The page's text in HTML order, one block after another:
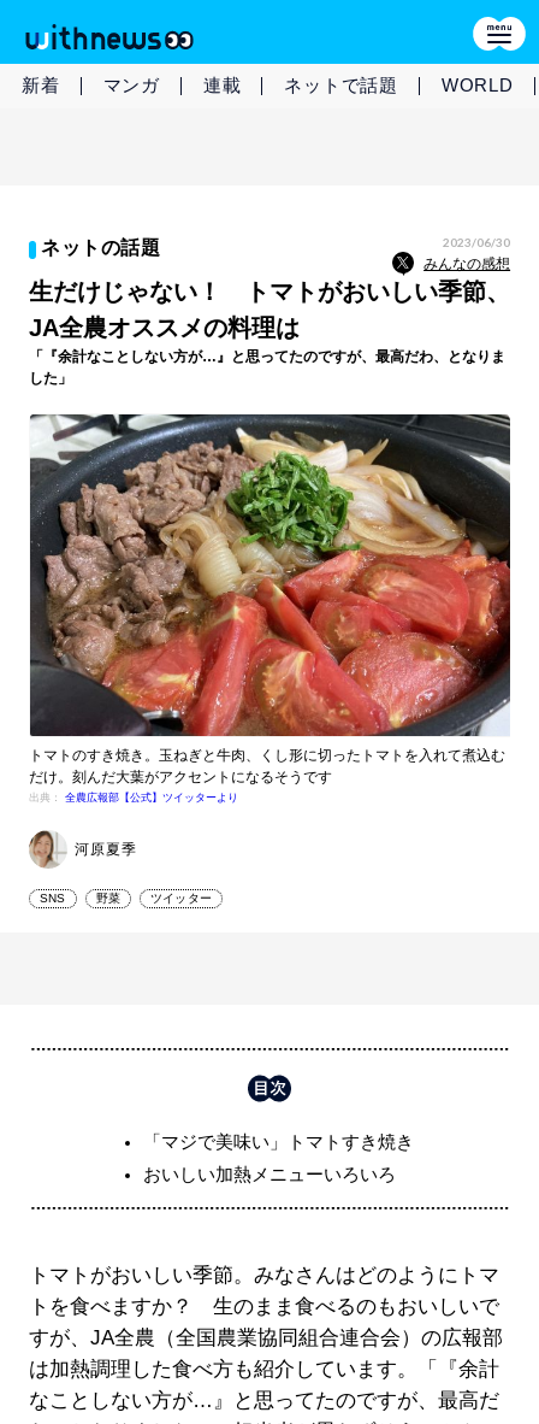
新着 マンガ 連載 ネットで話題 WORLD
ネットの話題 2023/06/30
みんなの感想
生だけじゃない！ トマトがおいしい季節、
JA全農オススメの料理は
「『余計なことしない方が…』と思ってたのですが、最高だわ、となりま
した」
トマトのすき焼き。玉ねぎと牛肉、くし形に切ったトマトを入れて煮込む
だけ。刻んだ大葉がアクセントになるそうです
出典： 全農広報部【公式】ツイッターより
河原夏季
SNS 野菜 ツイッター
「マジで美味い」トマトすき焼き
おいしい加熱メニューいろいろ
トマトがおいしい季節。みなさんはどのようにトマ
トを食べますか？ 生のまま食べるのもおいしいで
すが、JA全農（全国農業協同組合連合会）の広報部
は加熱調理した食べ方も紹介しています。「『余計
なことしない方が…』と思ってたのですが、最高だ